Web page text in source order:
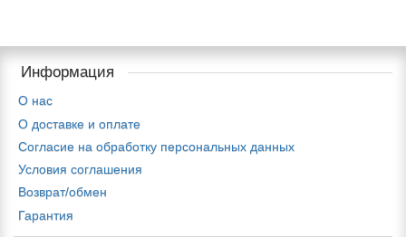
Информация
О нас
О доставке и оплате
Cогласие на обработку персональных данных
Условия соглашения
Возврат/обмен
Гарантия